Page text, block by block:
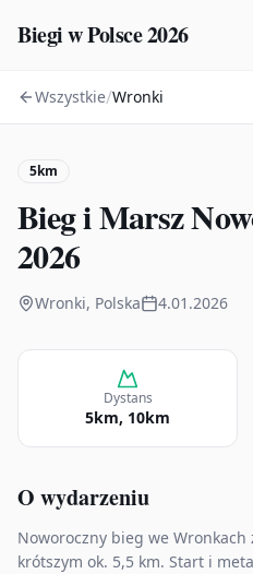
Biegi w Polsce 2026
Zawody
Kalendarz
Wszystkie/Wronki
5km
Bieg i Marsz
2026
Wronki, Polska 4.01.2026
Dystans
5km, 10km
O wydarzeniu
Noworoczny bieg we Wronkach
krótszym ok. 5,5 km. Start i